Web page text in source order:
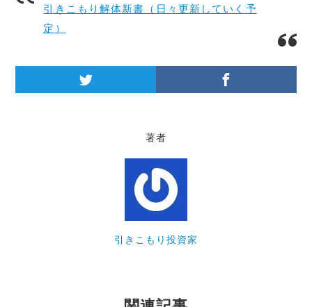
引きこもり解体新書（日々更新していく予
定）
著者
引きこもり投資家